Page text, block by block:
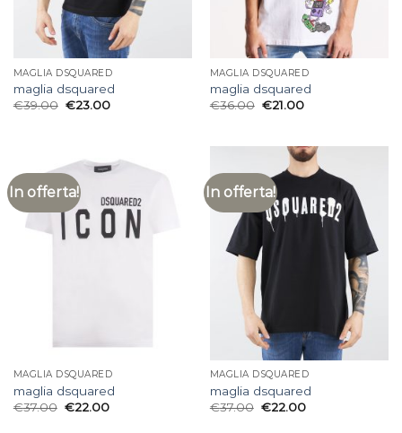
MAGLIA DSQUARED
maglia dsquared
€39.00 €23.00
MAGLIA DSQUARED
maglia dsquared
€36.00 €21.00
In offerta!
MAGLIA DSQUARED
maglia dsquared
€37.00 €22.00
In offerta!
MAGLIA DSQUARED
maglia dsquared
€37.00 €22.00